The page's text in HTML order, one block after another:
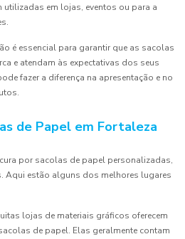
utilizadas em lojas, eventos ou para a
é essencial para garantir que as sacolas
e atendam às expectativas dos seus
fazer a diferença na apresentação e no
de Papel em Fortaleza
por sacolas de papel personalizadas,
Aqui estão alguns dos melhores lugares
lojas de materiais gráficos oferecem
de papel. Elas geralmente contam